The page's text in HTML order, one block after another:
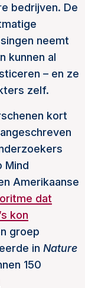
bedrijven. De
neemt
kunnen al
– en ze
zelf.
kort
Mind
Amerikaanse
dat
kon
groep
in Nature
150